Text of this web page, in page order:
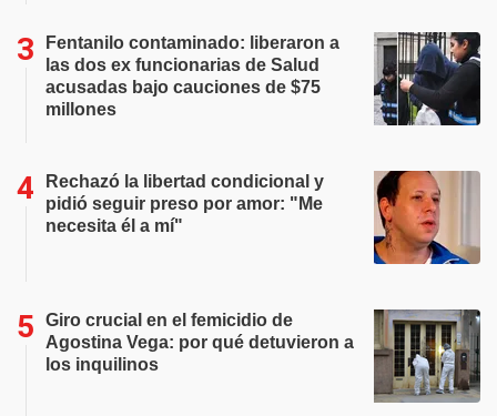
Fentanilo contaminado: liberaron a
las dos ex funcionarias de Salud
acusadas bajo cauciones de $75
millones
Rechazó la libertad condicional y
pidió seguir preso por amor: "Me
necesita él a mí"
Giro crucial en el femicidio de
Agostina Vega: por qué detuvieron a
los inquilinos